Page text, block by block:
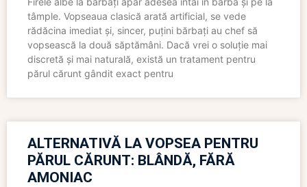
tâmple. Vopseaua clasică arată artificial, se vede
rădăcina imediat și, sincer, puțini bărbați au chef să
vopsească la două săptămâni. Dacă vrei o soluție mai
discretă și mai naturală, există un tratament pentru
părul cărunt gândit exact pentru
ALTERNATIVĂ LA VOPSEA PENTRU
PĂRUL CĂRUNT: BLÂNDĂ, FĂRĂ
AMONIAC